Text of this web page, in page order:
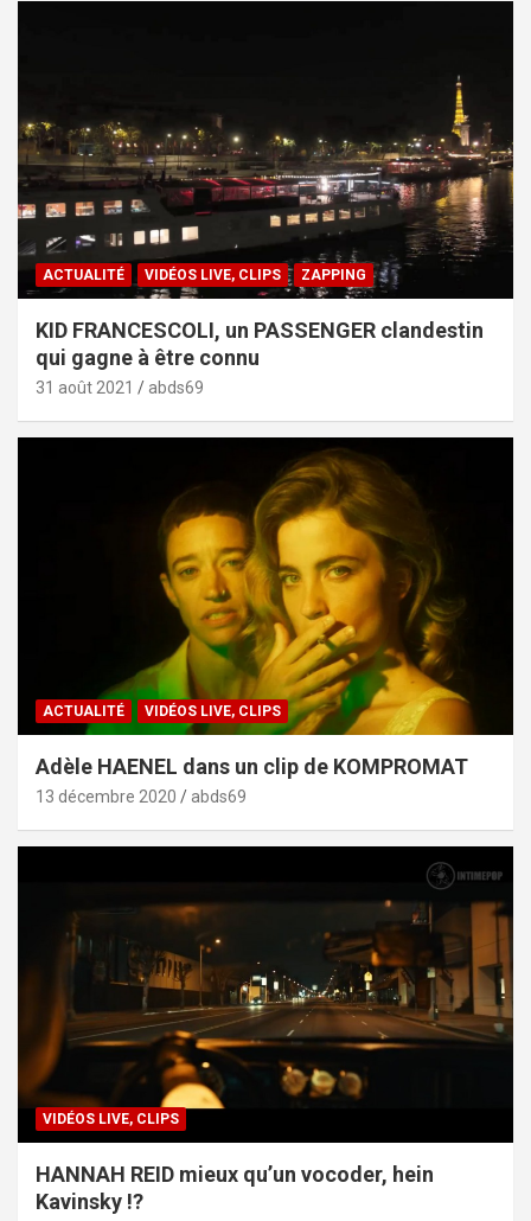
ACTUALITÉ VIDÉOS LIVE, CLIPS ZAPPING
KID FRANCESCOLI, un PASSENGER clandestin
qui gagne à être connu
31 août 2021 abds69
ACTUALITÉ VIDÉOS LIVE, CLIPS
Adèle HAENEL dans un clip de KOMPROMAT
13 décembre 2020 abds69
VIDÉOS LIVE, CLIPS
HANNAH REID mieux qu’un vocoder, hein
Kavinsky !?